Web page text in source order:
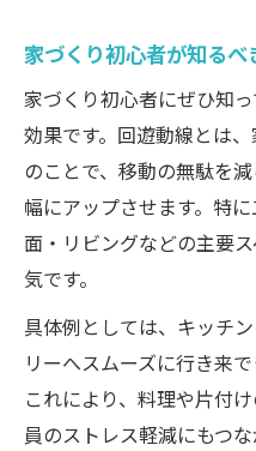
家づくり初心者が知る
家づくり初心者にぜひ知
効果です。回遊動線とは
のことで、移動の無駄を
幅にアップさせます。特
面・リビングなどの主要
気です。
具体例としては、キッチ
リーへスムーズに行き来
これにより、料理や片付
員のストレス軽減にもつ